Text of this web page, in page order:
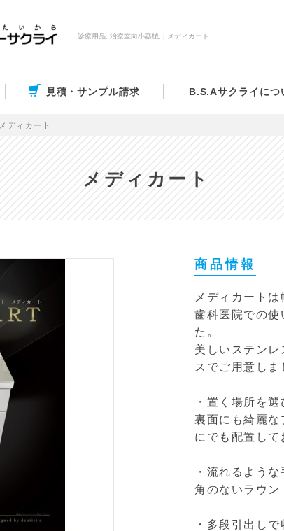
診療用品, 治療室向小器械, | メディカート
見積・サンプル請求 B.S.Aサクライにつ
メディカート
メディカート
商品情報
メディカート
歯科医院での使
た。
美しいステン
スでご用意しま
・置く場所を選
裏面にも綺麗な
にでも配置して
・流れるよう
角のないラウン
・多段引出しで